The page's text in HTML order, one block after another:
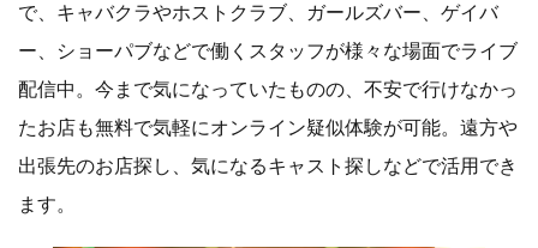
で、キャバクラやホストクラブ、ガールズバー、ゲイバ
ー、ショーパブなどで働くスタッフが様々な場面でライブ
配信中。今まで気になっていたものの、不安で行けなかっ
たお店も無料で気軽にオンライン疑似体験が可能。遠方や
出張先のお店探し、気になるキャスト探しなどで活用でき
ます。